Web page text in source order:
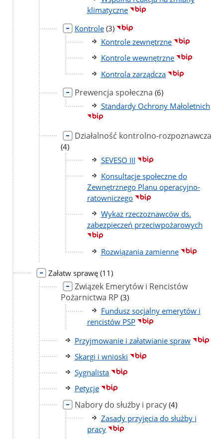
klimatyczne
Kontrole liczba
podstron
(3)
Kontrole zewnętrzne
Kontrole wewnętrzne
Kontrola zarządcza
Prewencja społeczna liczba
podstron
(6)
Standardy Ochrony Małoletnich
Działalność kontrolno-rozpoznawcza
(4)
SEVESO III
Konsultacje społeczne do
Zewnętrznego Planu operacyjno-
ratowniczego
Wykaz rzeczoznawców ds.
zabezpieczeń przeciwpożarowych
Rozwiązania zamienne
Załatw sprawę liczba
podstron
(11)
Związek Emerytów i Rencistów
Pożarnictwa RP liczba
podstron
(3)
Fundusz socjalny emerytów i
rencistów PSP
Przyjmowanie i załatwianie spraw
Skargi i wnioski
Sygnalista
Petycje
Nabory do służby i pracy liczba
podstron
(4)
Zasady przyjęcia do służby i
pracy